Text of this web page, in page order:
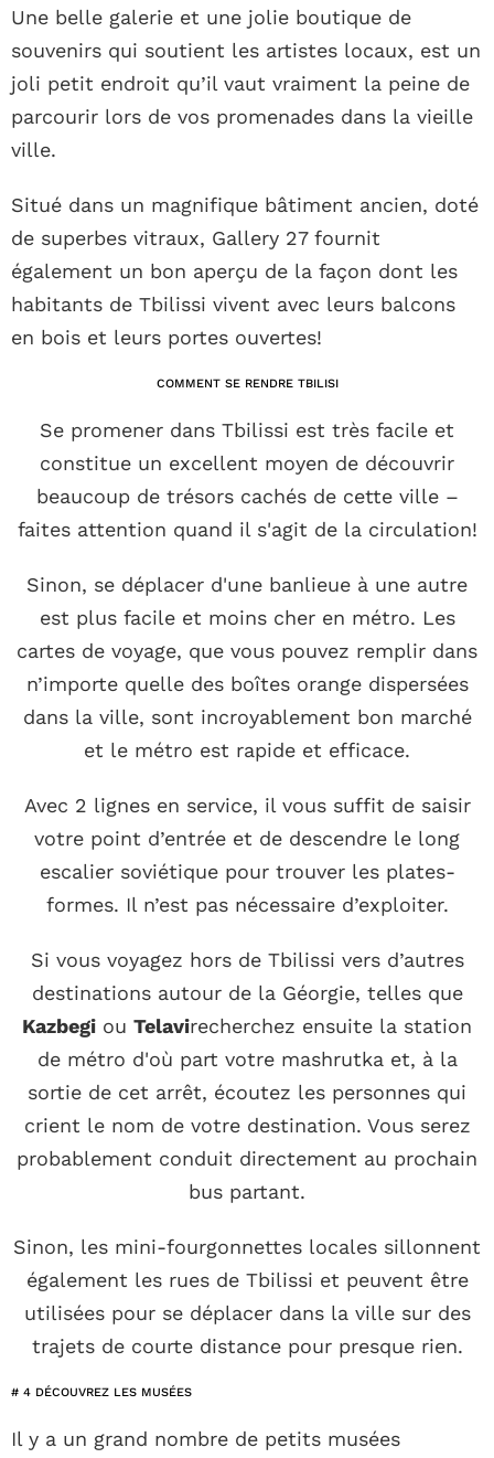
Une belle galerie et une jolie boutique de
souvenirs qui soutient les artistes locaux, est un
joli petit endroit qu’il vaut vraiment la peine de
parcourir lors de vos promenades dans la vieille
ville.
Situé dans un magnifique bâtiment ancien, doté
de superbes vitraux, Gallery 27 fournit
également un bon aperçu de la façon dont les
habitants de Tbilissi vivent avec leurs balcons
en bois et leurs portes ouvertes!
COMMENT SE RENDRE TBILISI
Se promener dans Tbilissi est très facile et
constitue un excellent moyen de découvrir
beaucoup de trésors cachés de cette ville –
faites attention quand il s'agit de la circulation!
Sinon, se déplacer d'une banlieue à une autre
est plus facile et moins cher en métro. Les
cartes de voyage, que vous pouvez remplir dans
n’importe quelle des boîtes orange dispersées
dans la ville, sont incroyablement bon marché
et le métro est rapide et efficace.
Avec 2 lignes en service, il vous suffit de saisir
votre point d’entrée et de descendre le long
escalier soviétique pour trouver les plates-
formes. Il n’est pas nécessaire d’exploiter.
Si vous voyagez hors de Tbilissi vers d’autres
destinations autour de la Géorgie, telles que
Kazbegi ou Telavirecherchez ensuite la station
de métro d'où part votre mashrutka et, à la
sortie de cet arrêt, écoutez les personnes qui
crient le nom de votre destination. Vous serez
probablement conduit directement au prochain
bus partant.
Sinon, les mini-fourgonnettes locales sillonnent
également les rues de Tbilissi et peuvent être
utilisées pour se déplacer dans la ville sur des
trajets de courte distance pour presque rien.
# 4 DÉCOUVREZ LES MUSÉES
Il y a un grand nombre de petits musées